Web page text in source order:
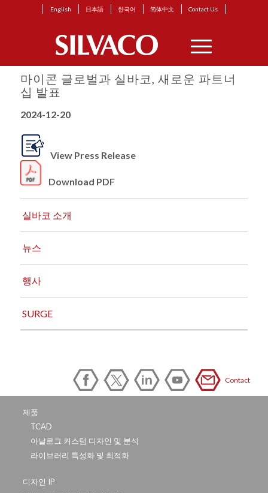
English 日本語 한국어 简体中文 Contact Us
마이콘 글로벌과 실바코, 새로운 파트너
십 발표
2024-12-20
View Press Release
Download PDF
실바코 소개
뉴스
행사
SURGE
Contact
제품
TCAD
아날로그 커스텀 디자인 및 분석
라이브러리 특성화 및 최적화
디자인 IP